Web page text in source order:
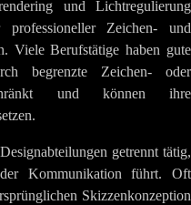
und Lichtregulierung
Zeichen- und
Viele Berufstätige haben gute
begrenzte Zeichen- oder
und können ihre
getrennt tätig,
Kommunikation führt. Oft
Skizzenkonzeption